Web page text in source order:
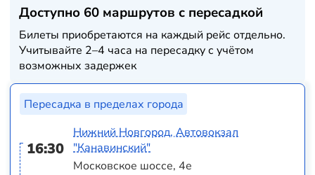
Доступно 60 маршрутов с пересадкой
Билеты приобретаются на каждый рейс отдельно.
Учитывайте 2–4 часа на пересадку с учётом
возможных задержек
Пересадка в пределах города
16:30
Нижний Новгород, Автовокзал
"Канавинский"
Московское шоссе, 4е